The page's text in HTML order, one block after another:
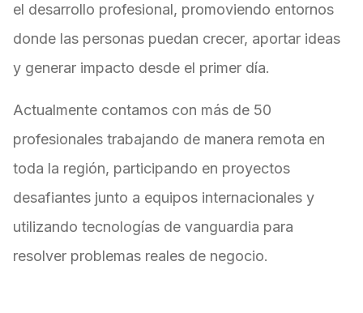
el desarrollo profesional, promoviendo entornos
donde las personas puedan crecer, aportar ideas
y generar impacto desde el primer día.
Actualmente contamos con más de 50
profesionales trabajando de manera remota en
toda la región, participando en proyectos
desafiantes junto a equipos internacionales y
utilizando tecnologías de vanguardia para
resolver problemas reales de negocio.